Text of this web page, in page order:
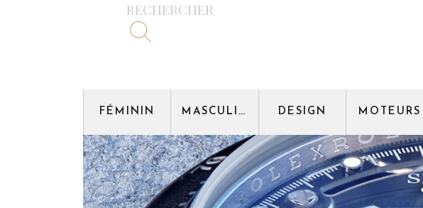
RECHERCHER
FÉMININ MASCULIN DESIGN MOTEURS